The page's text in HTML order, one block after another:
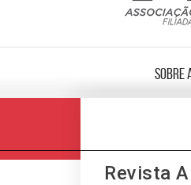
Sobre
Revista